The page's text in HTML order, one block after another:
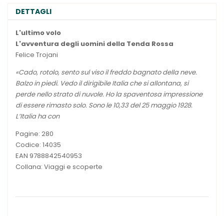
DETTAGLI
L'ultimo volo
L'avventura degli uomini della Tenda Rossa
Felice Trojani
«Cado, rotolo, sento sul viso il freddo bagnato della neve.
Balzo in piedi. Vedo il dirigibile Italia che si allontana, si
perde nello strato di nuvole. Ho la spaventosa impressione
di essere rimasto solo. Sono le 10,33 del 25 maggio 1928.
L’Italia ha con
Pagine: 280
Codice: 14035
EAN 9788842540953
Collana: Viaggi e scoperte